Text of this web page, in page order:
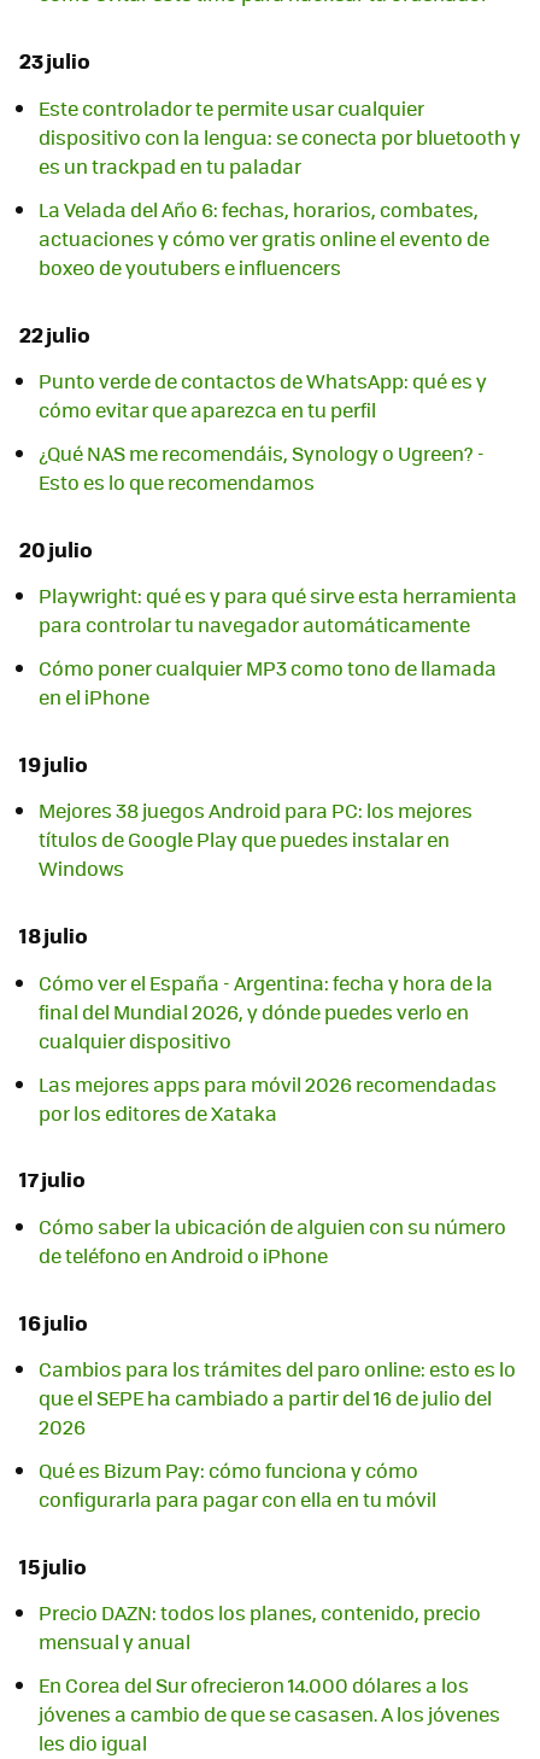
23 julio
Este controlador te permite usar cualquier
dispositivo con la lengua: se conecta por bluetooth y
es un trackpad en tu paladar
La Velada del Año 6: fechas, horarios, combates,
actuaciones y cómo ver gratis online el evento de
boxeo de youtubers e influencers
22 julio
Punto verde de contactos de WhatsApp: qué es y
cómo evitar que aparezca en tu perfil
¿Qué NAS me recomendáis, Synology o Ugreen? -
Esto es lo que recomendamos
20 julio
Playwright: qué es y para qué sirve esta herramienta
para controlar tu navegador automáticamente
Cómo poner cualquier MP3 como tono de llamada
en el iPhone
19 julio
Mejores 38 juegos Android para PC: los mejores
títulos de Google Play que puedes instalar en
Windows
18 julio
Cómo ver el España - Argentina: fecha y hora de la
final del Mundial 2026, y dónde puedes verlo en
cualquier dispositivo
Las mejores apps para móvil 2026 recomendadas
por los editores de Xataka
17 julio
Cómo saber la ubicación de alguien con su número
de teléfono en Android o iPhone
16 julio
Cambios para los trámites del paro online: esto es lo
que el SEPE ha cambiado a partir del 16 de julio del
2026
Qué es Bizum Pay: cómo funciona y cómo
configurarla para pagar con ella en tu móvil
15 julio
Precio DAZN: todos los planes, contenido, precio
mensual y anual
En Corea del Sur ofrecieron 14.000 dólares a los
jóvenes a cambio de que se casasen. A los jóvenes
les dio igual